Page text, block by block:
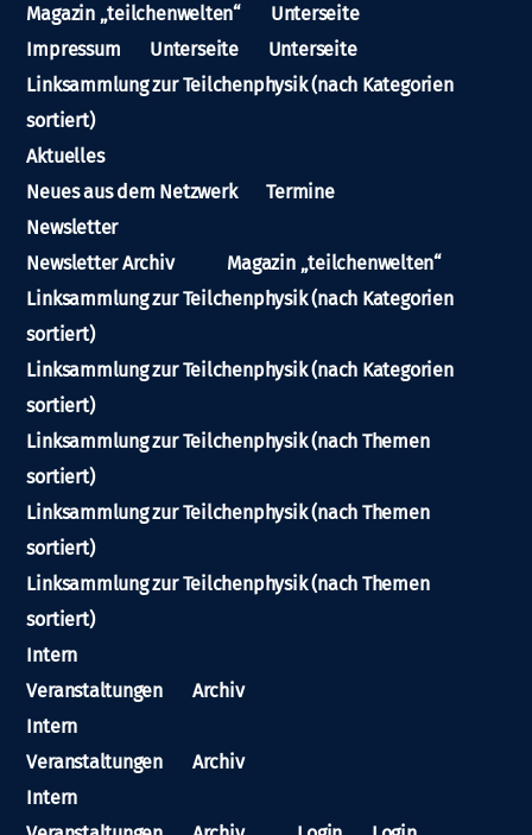
Magazin „teilchenwelten“
Unterseite
Impressum
Unterseite
Unterseite
Linksammlung zur Teilchenphysik (nach Kategorien
sortiert)
Aktuelles
Neues aus dem Netzwerk
Termine
Newsletter
Newsletter Archiv
Magazin „teilchenwelten“
Linksammlung zur Teilchenphysik (nach Kategorien
sortiert)
Linksammlung zur Teilchenphysik (nach Kategorien
sortiert)
Linksammlung zur Teilchenphysik (nach Themen
sortiert)
Linksammlung zur Teilchenphysik (nach Themen
sortiert)
Linksammlung zur Teilchenphysik (nach Themen
sortiert)
Intern
Veranstaltungen
Archiv
Intern
Veranstaltungen
Archiv
Intern